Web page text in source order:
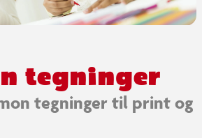
tegninger
tegninger til print og